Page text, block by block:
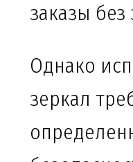
заказы
Однако
зеркал